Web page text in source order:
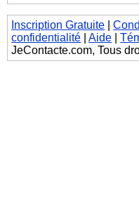
Inscription Gratuite |
confidentialité |Aide |
JeContacte.com, Tous